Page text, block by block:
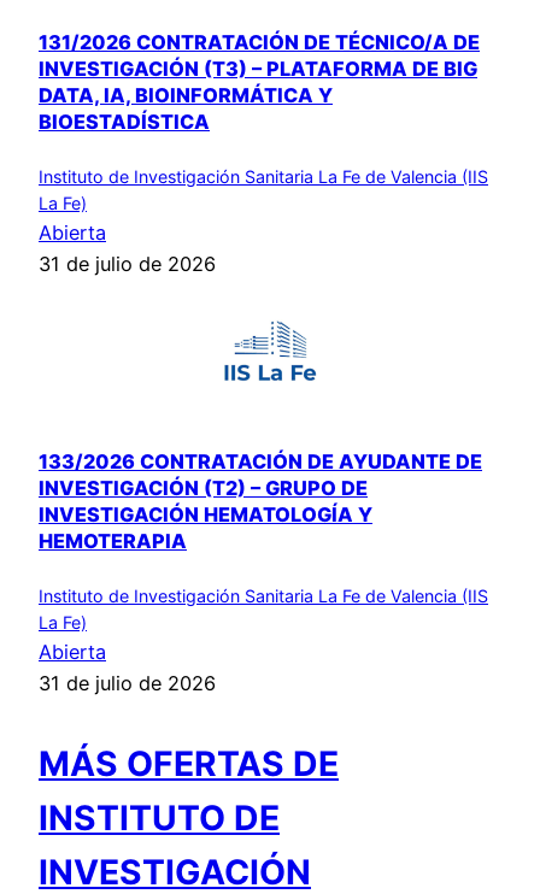
131/2026 CONTRATACIÓN DE TÉCNICO/A DE
INVESTIGACIÓN (T3) – PLATAFORMA DE BIG
DATA, IA, BIOINFORMÁTICA Y
BIOESTADÍSTICA
Instituto de Investigación Sanitaria La Fe de Valencia (IIS
La Fe)
Abierta
31 de julio de 2026
133/2026 CONTRATACIÓN DE AYUDANTE DE
INVESTIGACIÓN (T2) – GRUPO DE
INVESTIGACIÓN HEMATOLOGÍA Y
HEMOTERAPIA
Instituto de Investigación Sanitaria La Fe de Valencia (IIS
La Fe)
Abierta
31 de julio de 2026
MÁS OFERTAS DE
INSTITUTO DE
INVESTIGACIÓN